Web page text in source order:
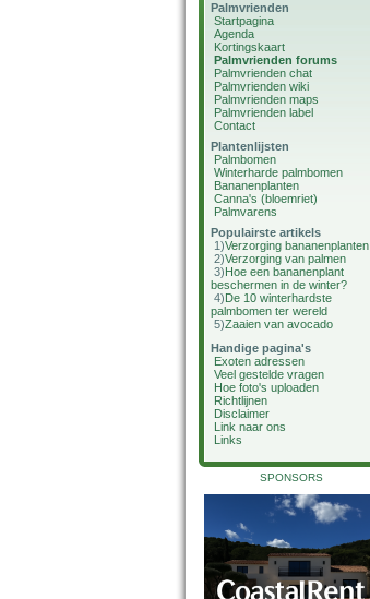
Palmvrienden
Startpagina
Agenda
Kortingskaart
Palmvrienden forums
Palmvrienden chat
Palmvrienden wiki
Palmvrienden maps
Palmvrienden label
Contact
Plantenlijsten
Palmbomen
Winterharde palmbomen
Bananenplanten
Canna's (bloemriet)
Palmvarens
Populairste artikels
1)Verzorging bananenplanten
2)Verzorging van palmen
3)Hoe een bananenplant
beschermen in de winter?
4)De 10 winterhardste
palmbomen ter wereld
5)Zaaien van avocado
Handige pagina's
Exoten adressen
Veel gestelde vragen
Hoe foto's uploaden
Richtlijnen
Disclaimer
Link naar ons
Links
SPONSORS